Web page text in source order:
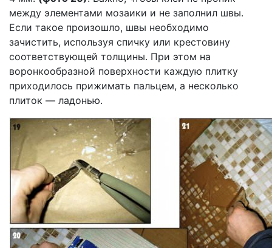
между элементами мозаики и не заполнил швы.
Если такое произошло, швы необходимо
зачистить, используя спичку или крестовину
соответствующей толщины. При этом на
воронкообразной поверхности каждую плитку
приходилось прижимать пальцем, а несколько
плиток — ладонью.